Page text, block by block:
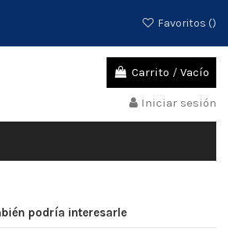
Favoritos ()
Carrito / Vacío
Iniciar sesión
podría interesarle